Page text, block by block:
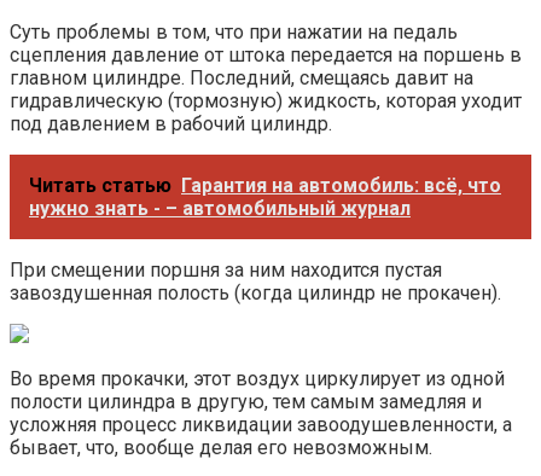
Суть проблемы в том, что при нажатии на педаль
сцепления давление от штока передается на поршень в
главном цилиндре. Последний, смещаясь давит на
гидравлическую (тормозную) жидкость, которая уходит
под давлением в рабочий цилиндр.
Читать статью Гарантия на автомобиль: всё, что
нужно знать - – автомобильный журнал
При смещении поршня за ним находится пустая
завоздушенная полость (когда цилиндр не прокачен).
Во время прокачки, этот воздух циркулирует из одной
полости цилиндра в другую, тем самым замедляя и
усложняя процесс ликвидации завоодушевленности, а
бывает, что, вообще делая его невозможным.